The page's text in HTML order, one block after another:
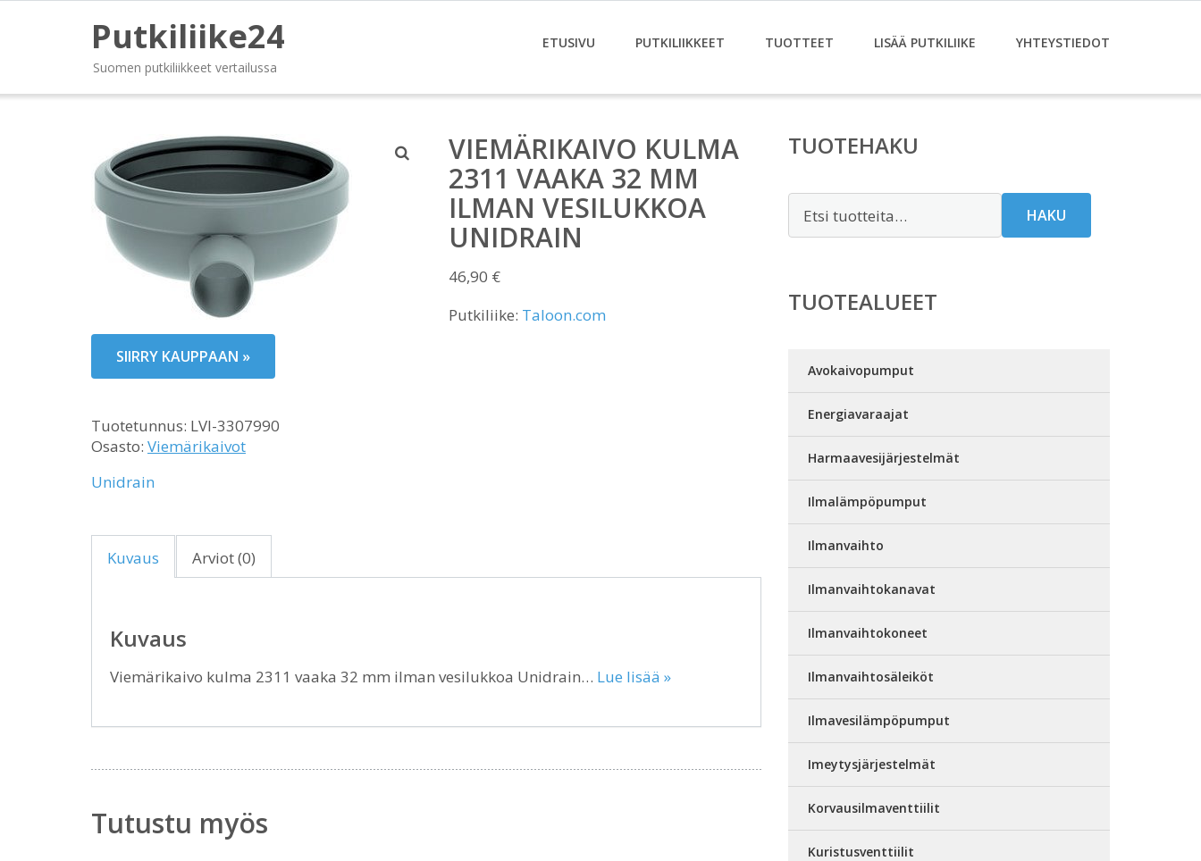
Putkiliike24
Suomen putkiliikkeet vertailussa
ETUSIVU PUTKILIIKKEET TUOTTEET LISÄÄ PUTKILIIKE YHTEYSTIEDOT
VIEMÄRIKAIVO KULMA
2311 VAAKA 32 MM
ILMAN VESILUKKOA
UNIDRAIN
46,90 €
Putkiliike: Taloon.com
SIIRRY KAUPPAAN »
Tuotetunnus: LVI-3307990
Osasto: Viemärikaivot
Unidrain
Kuvaus Arviot (0)
Kuvaus
Viemärikaivo kulma 2311 vaaka 32 mm ilman vesilukkoa Unidrain… Lue lisää »
Tutustu myös
TUOTEHAKU
HAKU
TUOTEALUEET
Avokaivopumput
Energiavaraajat
Harmaavesijärjestelmät
Ilmalämpöpumput
Ilmanvaihto
Ilmanvaihtokanavat
Ilmanvaihtokoneet
Ilmanvaihtosäleiköt
Ilmavesilämpöpumput
Imeytysjärjestelmät
Korvausilmaventtiilit
Kuristusventtiilit